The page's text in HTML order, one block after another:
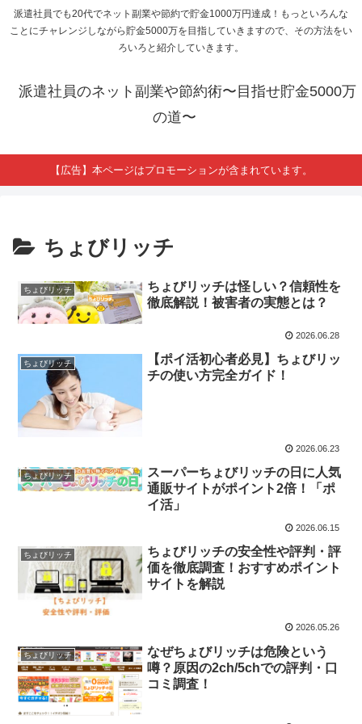
派遣社員でも20代でネット副業や節約で貯金1000万円達成！もっといろんな
ことにチャレンジしながら貯金5000万を目指していきますので、その方法をい
ろいろと紹介していきます。
派遣社員のネット副業や節約術〜目指せ貯金5000万
の道〜
【広告】本ページはプロモーションが含まれています。
ちょびリッチ
ちょびリッチ
ちょびリッチは怪しい？信頼性を
徹底解説！被害者の実態とは？
2026.06.28
ちょびリッチ
【ポイ活初心者必見】ちょびリッ
チの使い方完全ガイド！
2026.06.23
ちょびリッチ
スーパーちょびリッチの日に人気
通販サイトがポイント2倍！「ポ
イ活」
2026.06.15
ちょびリッチ
ちょびリッチの安全性や評判・評
価を徹底調査！おすすめポイント
サイトを解説
2026.05.26
ちょびリッチ
なぜちょびリッチは危険という
噂？原因の2ch/5chでの評判・口
コミ調査！